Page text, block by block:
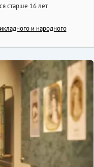
старше 16 лет
и народного